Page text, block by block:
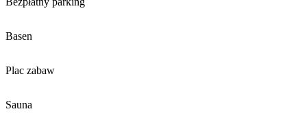
Basen
Plac zabaw
Sauna